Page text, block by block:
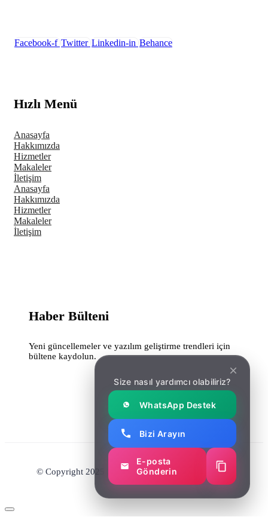
Facebook-f Twitter Linkedin-in Behance
Hızlı Menü
Anasayfa
Hakkımızda
Hizmetler
Makaleler
İletişim
Anasayfa
Hakkımızda
Hizmetler
Makaleler
İletişim
Haber Bülteni
Yeni güncellemeler ve yazılım geliştirme trendleri için
bültene kaydolun.
© Copyright 2025 Soft Marketing. All right reserved
Size nasıl yardımcı olabiliriz?
WhatsApp Destek
Bizi Arayın
E-posta
Gönderin